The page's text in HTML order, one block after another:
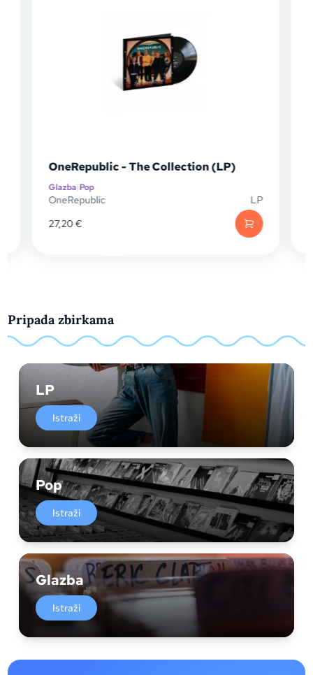
OneRepublic - The Collection (LP)
Glazba|Pop
OneRepublic
LP
27,20€
Pripada zbirkama
LP
Istraži
Pop
Istraži
Glazba
Istraži